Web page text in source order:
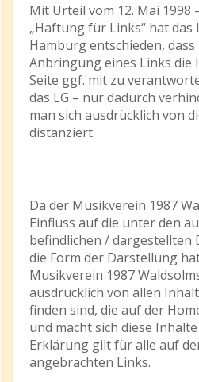
Mit Urteil vom 12. Mai 1998
„Haftung für Links“ hat das
Hamburg entschieden,
Anbringung eines Links die
Seite ggf. mit zu
das LG – nur dadurch
man sich ausdrücklich von
distanziert.
Da der Musikverein 1987
Einfluss auf die unter den
befindlichen / dargestellten
die Form der Darstellung
Musikverein 1987
ausdrücklich von allen
finden sind, die auf der
und macht sich diese
Erklärung gilt für alle auf
angebrachten Links.